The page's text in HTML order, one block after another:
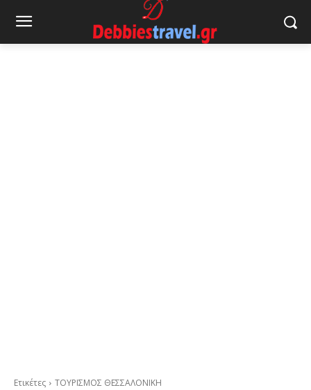
Ετικέτες ΤΟΥΡΙΣΜΟΣ ΘΕΣΣΑΛΟΝΙΚΗ